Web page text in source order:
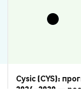
Cysic (CYS):
2026–2030 —